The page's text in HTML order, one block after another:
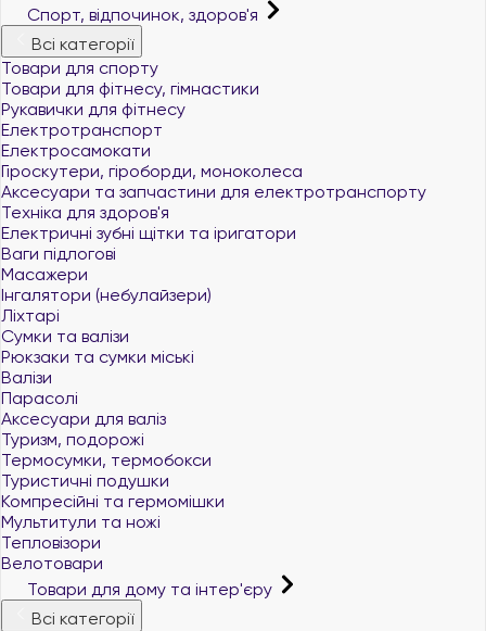
Спорт, відпочинок, здоров'я
Всі категорії
Товари для спорту
Товари для фітнесу, гімнастики
Рукавички для фітнесу
Електротранспорт
Електросамокати
Гіроскутери, гіроборди, моноколеса
Аксесуари та запчастини для електротранспорту
Техніка для здоров'я
Електричні зубні щітки та іригатори
Ваги підлогові
Масажери
Інгалятори (небулайзери)
Ліхтарі
Сумки та валізи
Рюкзаки та сумки міські
Валізи
Парасолі
Аксесуари для валіз
Туризм, подорожі
Термосумки, термобокси
Туристичні подушки
Компресійні та гермомішки
Мультитули та ножі
Тепловізори
Велотовари
Товари для дому та інтер'єру
Всі категорії